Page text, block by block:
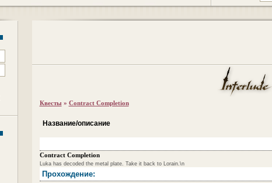
Квесты » Contract Completion
Название/описание
Contract Completion
Luka has decoded the metal plate. Take it back to Lorain.\n
Прохождение: